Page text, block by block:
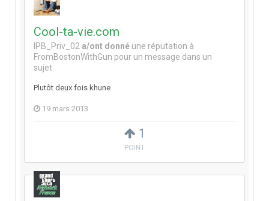
1
POINT
Cool-ta-vie.com
IPB_Priv_02a/ont donné une réputation à
FromBostonWithGun pour un message dans un
sujet
Plutôt deux fois khune
19 mars 2013